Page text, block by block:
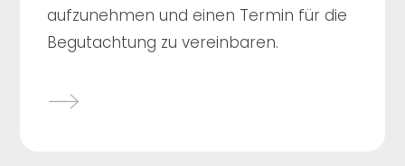
aufzunehmen und einen Termin für die
Begutachtung zu vereinbaren.